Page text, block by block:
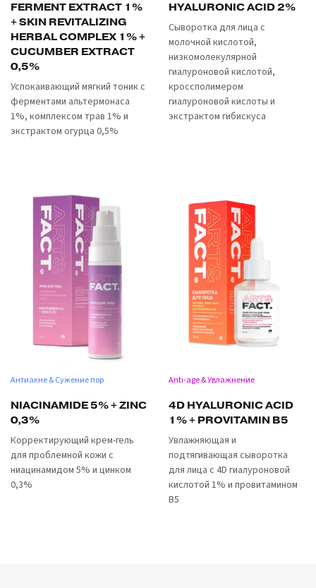
FERMENT EXTRACT 1%
+ SKIN REVITALIZING
HERBAL COMPLEX 1% +
CUCUMBER EXTRACT
0,5%
Успокаивающий мягкий тоник с
ферментами альтермонаса
1%, комплексом трав 1% и
экстрактом огурца 0,5%
HYALURONIC ACID 2%
Сыворотка для лица с
молочной кислотой,
низкомолекулярной
гиалуроновой кислотой,
кроссполимером
гиалуроновой кислоты и
экстрактом гибискуса
Антиакне & Сужение пор
NIACINAMIDE 5% + ZINC
0,3%
Корректирующий крем-гель
для проблемной кожи с
ниацинамидом 5% и цинком
0,3%
Anti-age & Увлажнение
4D HYALURONIC ACID
1% + PROVITAMIN B5
Увлажняющая и
подтягивающая сыворотка
для лица с 4D гиалуроновой
кислотой 1% и провитамином
B5